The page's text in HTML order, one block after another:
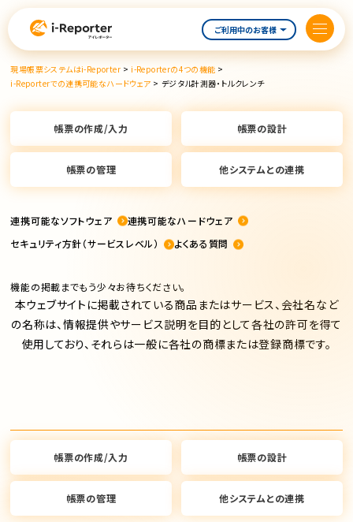
容
ご利用中のお客様
現場帳票システムはi-Reporter >i-Reporterの4つの機能 >
i-Reporterでの連携可能なハードウェア > デジタル計測器・トルクレンチ
帳票の作成/入力 帳票の設計
帳票の管理 他システムとの連携
連携可能なソフトウェア
連携可能なハードウェア
セキュリティ方針（サービスレベル）
よくある質問
機能の掲載までもう少々お待ちください。
本ウェブサイトに掲載されている商品またはサービス、会社名など
の名称は、情報提供やサービス説明を目的として各社の許可を得て
使用しており、 それらは一般に各社の商標または登録商標です。
帳票の作成/入力 帳票の設計
帳票の管理 他システムとの連携